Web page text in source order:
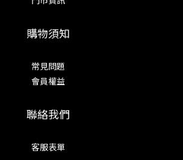
購物須知
常見問題
會員權益
聯絡我們
客服表單